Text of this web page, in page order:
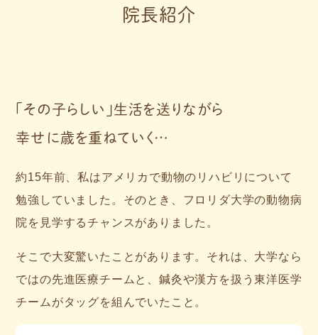
院長紹介
「その子らしい」生活を送りながら
幸せに歳を重ねていく…
約15年前、私はアメリカで動物のリハビリについて
勉強していました。そのとき、フロリダ大学の動物病
院を見学するチャンスがありました。
そこで大変驚いたことがあります。それは、大学なら
ではの先進医療チームと、鍼灸や漢方を扱う東洋医学
チームがタッグを組んでいたこと。